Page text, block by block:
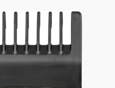
Купити